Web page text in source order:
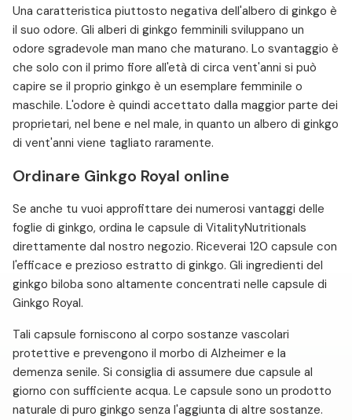
Una caratteristica piuttosto negativa dell'albero di ginkgo è
il suo odore. Gli alberi di ginkgo femminili sviluppano un
odore sgradevole man mano che maturano. Lo svantaggio è
che solo con il primo fiore all'età di circa vent'anni si può
capire se il proprio ginkgo è un esemplare femminile o
maschile. L'odore è quindi accettato dalla maggior parte dei
proprietari, nel bene e nel male, in quanto un albero di ginkgo
di vent'anni viene tagliato raramente.
Ordinare Ginkgo Royal online
Se anche tu vuoi approfittare dei numerosi vantaggi delle
foglie di ginkgo, ordina le capsule di VitalityNutritionals
direttamente dal nostro negozio. Riceverai 120 capsule con
l'efficace e prezioso estratto di ginkgo. Gli ingredienti del
ginkgo biloba sono altamente concentrati nelle capsule di
Ginkgo Royal.
Tali capsule forniscono al corpo sostanze vascolari
protettive e prevengono il morbo di Alzheimer e la
demenza senile. Si consiglia di assumere due capsule al
giorno con sufficiente acqua. Le capsule sono un prodotto
naturale di puro ginkgo senza l'aggiunta di altre sostanze.